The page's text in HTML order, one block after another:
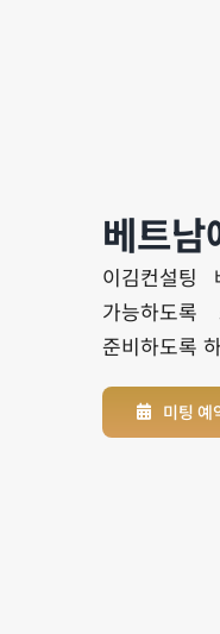
베트남
이김컨설팅
가능하도록
준비하도록
미팅 예